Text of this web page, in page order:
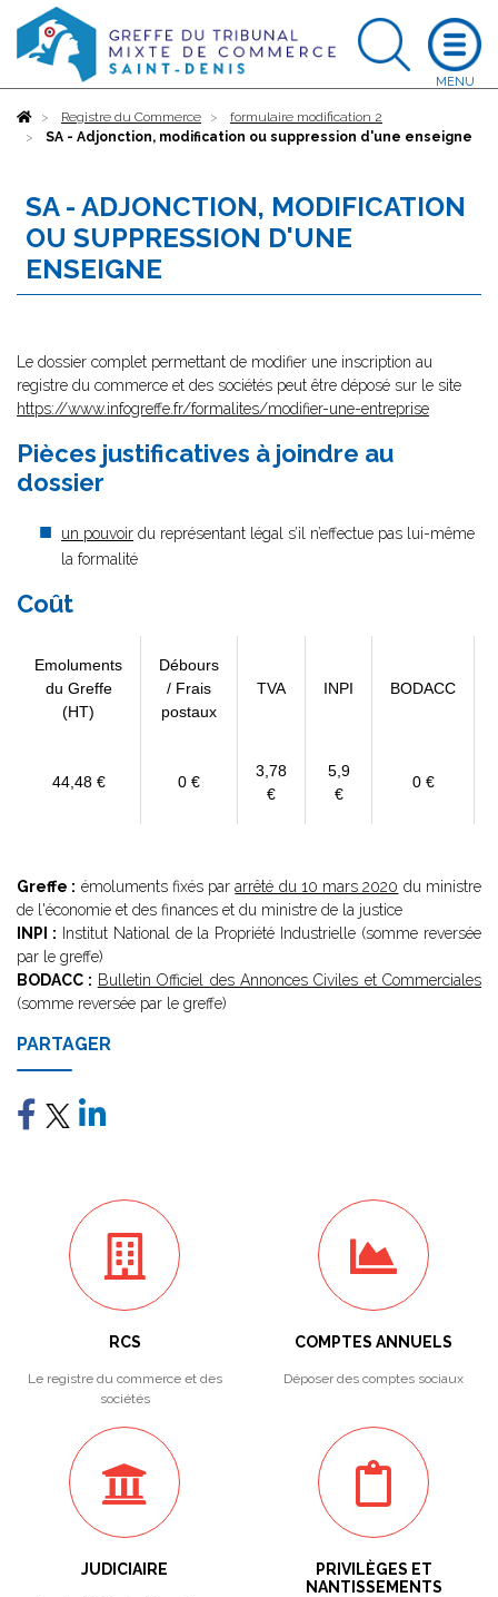
AccueilRegistre du Commerce
formulaire modification 2
SA - Adjonction, modification ou suppression d'une enseigne
SA - ADJONCTION, MODIFICATION
OU SUPPRESSION D'UNE
ENSEIGNE
Le dossier complet permettant de modifier une inscription au
registre du commerce et des sociétés peut être déposé sur le site
https://www.infogreffe.fr/formalites/modifier-une-entreprise
Pièces justificatives à joindre au
dossier
un pouvoir du représentant légal s’il n’effectue pas lui-même
la formalité
Coût
Emoluments
du Greffe
(HT)
Débours
/ Frais
postaux
TVA INPI BODACC
44,48 € 0 €
3,78
€
5,9
€
0 €
Greffe : émoluments fixés pararrêté du 10 mars 2020 du ministre
de l'économie et des finances et du ministre de la justice
INPI : Institut National de la Propriété Industrielle (somme reversée
par le greffe)
BODACC : Bulletin Officiel des Annonces Civiles et Commerciales
(somme reversée par le greffe)
PARTAGER
RCS
Le registre du commerce et des
sociétés
COMPTES ANNUELS
Déposer des comptes sociaux
JUDICIAIRE
PRIVILÈGES ET
NANTISSEMENTS